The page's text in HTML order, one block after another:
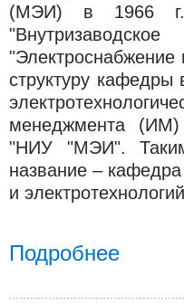
(МЭИ) в 1966 г.
структуру
менеджмента
"НИУ "МЭИ".
название –
и
Подробнее